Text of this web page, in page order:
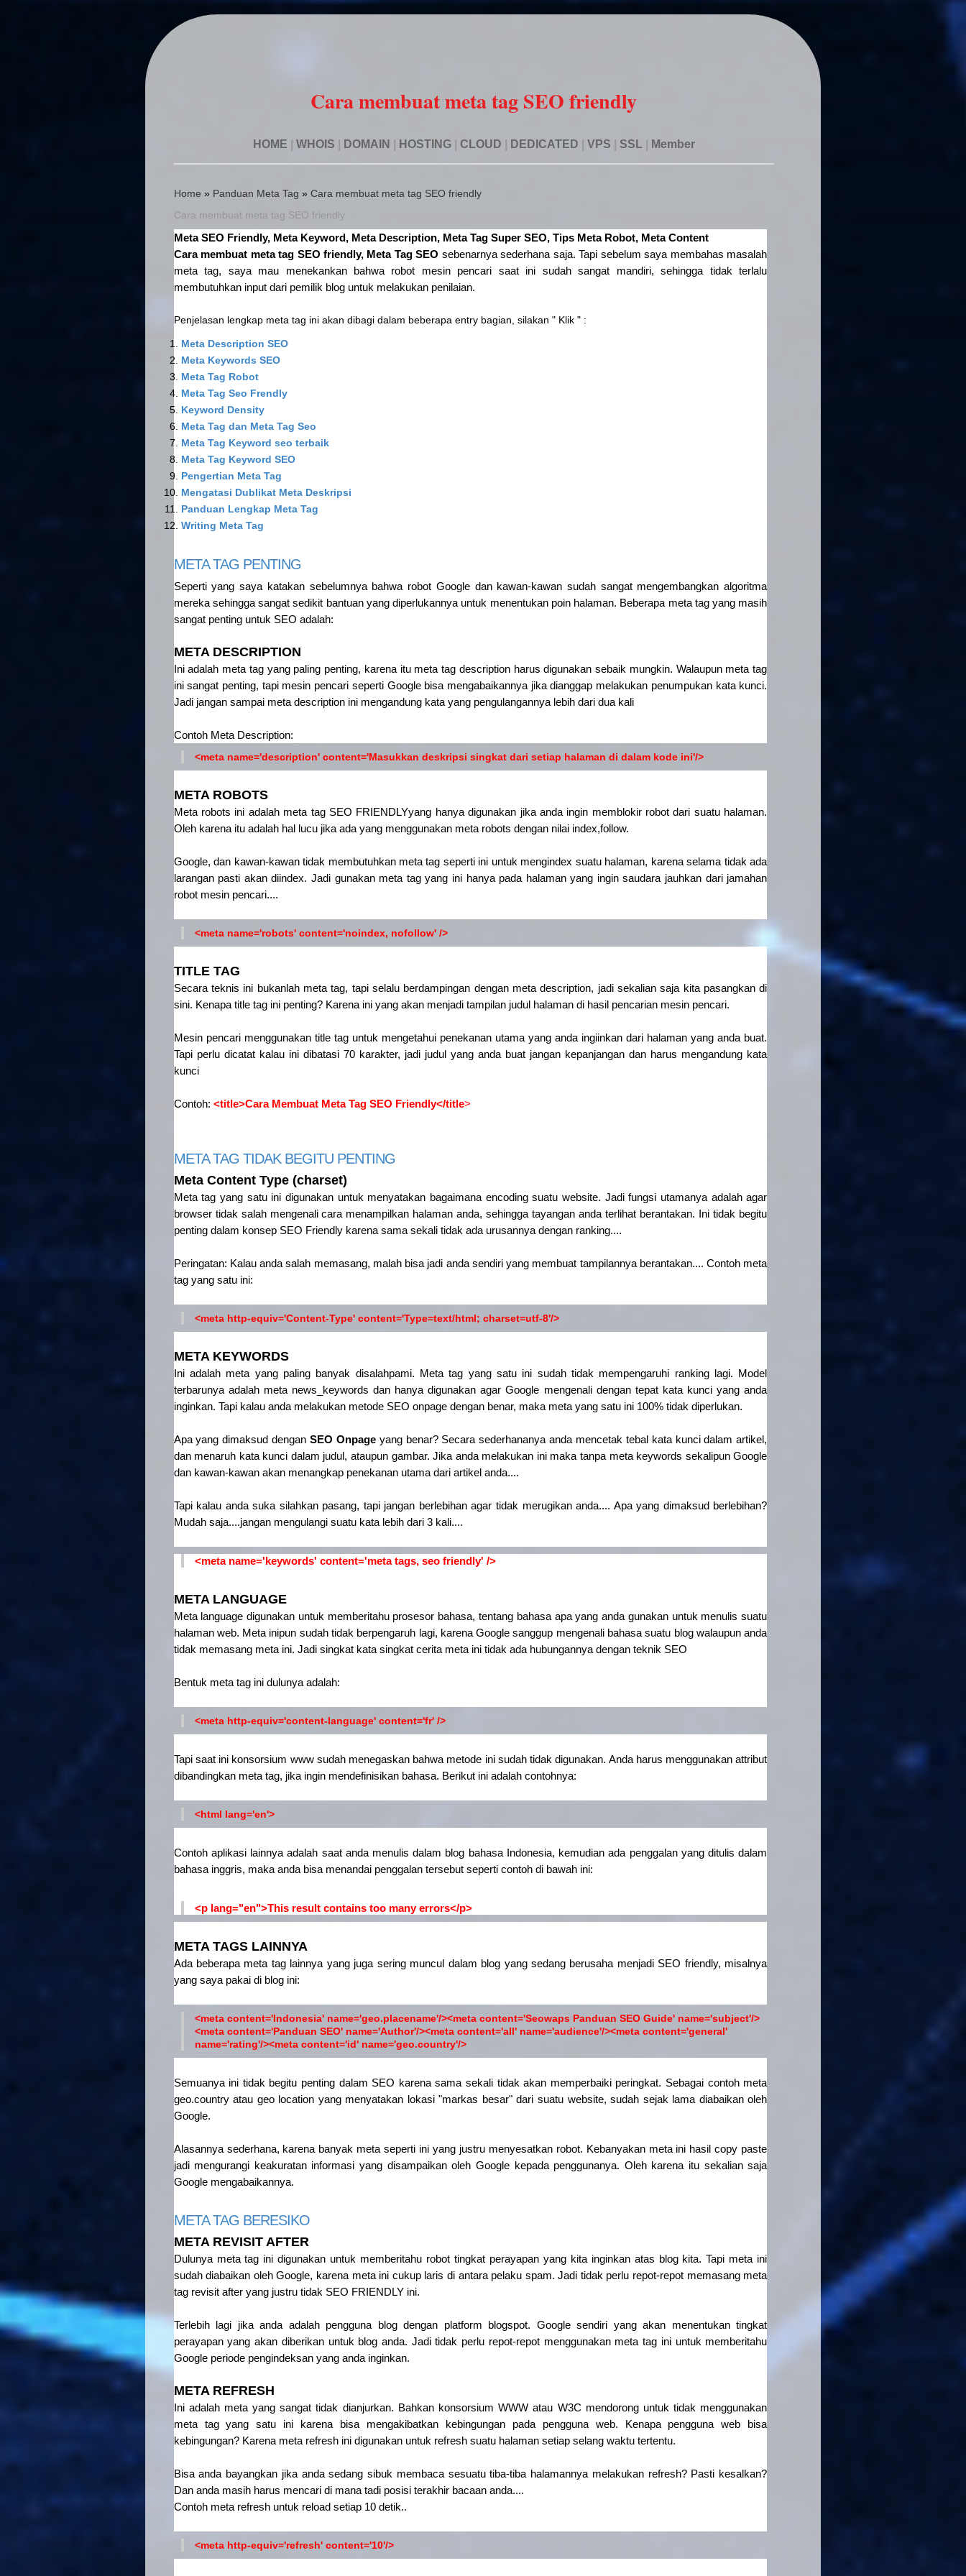
Cara membuat meta tag SEO friendly
HOME WHOIS DOMAIN HOSTING| CLOUD DEDICATED VPS SSL Member
Home » Panduan Meta Tag » Cara membuat meta tag SEO friendly
Cara membuat meta tag SEO friendly
Meta SEO Friendly, Meta Keyword, Meta Description, Meta Tag Super SEO, Tips Meta Robot, Meta Content
Cara membuat meta tag SEO friendly, Meta Tag SEO sebenarnya sederhana saja. Tapi sebelum saya membahas masalah
meta tag, saya mau menekankan bahwa robot mesin pencari saat ini sudah sangat mandiri, sehingga tidak terlalu
membutuhkan input dari pemilik blog untuk melakukan penilaian.
Penjelasan lengkap meta tag ini akan dibagi dalam beberapa entry bagian, silakan " Klik " :
Meta Description SEO
Meta Keywords SEO
Meta Tag Robot
Meta Tag Seo Frendly
Keyword Density
Meta Tag dan Meta Tag Seo
Meta Tag Keyword seo terbaik
Meta Tag Keyword SEO
Pengertian Meta Tag
Mengatasi Dublikat Meta Deskripsi
Panduan Lengkap Meta Tag
Writing Meta Tag
META TAG PENTING
Seperti yang saya katakan sebelumnya bahwa robot Google dan kawan-kawan sudah sangat mengembangkan algoritma
mereka sehingga sangat sedikit bantuan yang diperlukannya untuk menentukan poin halaman. Beberapa meta tag yang masih
sangat penting untuk SEO adalah:
META DESCRIPTION
Ini adalah meta tag yang paling penting, karena itu meta tag description harus digunakan sebaik mungkin. Walaupun meta tag
ini sangat penting, tapi mesin pencari seperti Google bisa mengabaikannya jika dianggap melakukan penumpukan kata kunci.
Jadi jangan sampai meta description ini mengandung kata yang pengulangannya lebih dari dua kali
Contoh Meta Description:
<meta name='description' content='Masukkan deskripsi singkat dari setiap halaman di dalam kode ini'/>
META ROBOTS
Meta robots ini adalah meta tag SEO FRIENDLYyang hanya digunakan jika anda ingin memblokir robot dari suatu halaman.
Oleh karena itu adalah hal lucu jika ada yang menggunakan meta robots dengan nilai index,follow.
Google, dan kawan-kawan tidak membutuhkan meta tag seperti ini untuk mengindex suatu halaman, karena selama tidak ada
larangan pasti akan diindex. Jadi gunakan meta tag yang ini hanya pada halaman yang ingin saudara jauhkan dari jamahan
robot mesin pencari....
<meta name='robots' content='noindex, nofollow' />
TITLE TAG
Secara teknis ini bukanlah meta tag, tapi selalu berdampingan dengan meta description, jadi sekalian saja kita pasangkan di
sini. Kenapa title tag ini penting? Karena ini yang akan menjadi tampilan judul halaman di hasil pencarian mesin pencari.
Mesin pencari menggunakan title tag untuk mengetahui penekanan utama yang anda ingiinkan dari halaman yang anda buat.
Tapi perlu dicatat kalau ini dibatasi 70 karakter, jadi judul yang anda buat jangan kepanjangan dan harus mengandung kata
kunci
Contoh: <title>Cara Membuat Meta Tag SEO Friendly</title>
META TAG TIDAK BEGITU PENTING
Meta Content Type (charset)
Meta tag yang satu ini digunakan untuk menyatakan bagaimana encoding suatu website. Jadi fungsi utamanya adalah agar
browser tidak salah mengenali cara menampilkan halaman anda, sehingga tayangan anda terlihat berantakan. Ini tidak begitu
penting dalam konsep SEO Friendly karena sama sekali tidak ada urusannya dengan ranking....
Peringatan: Kalau anda salah memasang, malah bisa jadi anda sendiri yang membuat tampilannya berantakan.... Contoh meta
tag yang satu ini:
<meta http-equiv='Content-Type' content='Type=text/html; charset=utf-8'/>
META KEYWORDS
Ini adalah meta yang paling banyak disalahpami. Meta tag yang satu ini sudah tidak mempengaruhi ranking lagi. Model
terbarunya adalah meta news_keywords dan hanya digunakan agar Google mengenali dengan tepat kata kunci yang anda
inginkan. Tapi kalau anda melakukan metode SEO onpage dengan benar, maka meta yang satu ini 100% tidak diperlukan.
Apa yang dimaksud denganSEO Onpageyang benar? Secara sederhananya anda mencetak tebal kata kunci dalam artikel,
dan menaruh kata kunci dalam judul, ataupun gambar. Jika anda melakukan ini maka tanpa meta keywords sekalipun Google
dan kawan-kawan akan menangkap penekanan utama dari artikel anda....
Tapi kalau anda suka silahkan pasang, tapi jangan berlebihan agar tidak merugikan anda.... Apa yang dimaksud berlebihan?
Mudah saja....jangan mengulangi suatu kata lebih dari 3 kali....
<meta name='keywords' content='meta tags, seo friendly' />
META LANGUAGE
Meta language digunakan untuk memberitahu prosesor bahasa, tentang bahasa apa yang anda gunakan untuk menulis suatu
halaman web. Meta inipun sudah tidak berpengaruh lagi, karena Google sanggup mengenali bahasa suatu blog walaupun anda
tidak memasang meta ini. Jadi singkat kata singkat cerita meta ini tidak ada hubungannya dengan teknik SEO
Bentuk meta tag ini dulunya adalah:
<meta http-equiv='content-language' content='fr' />
Tapi saat ini konsorsium www sudah menegaskan bahwa metode ini sudah tidak digunakan. Anda harus menggunakan attribut
dibandingkan meta tag, jika ingin mendefinisikan bahasa. Berikut ini adalah contohnya:
<html lang='en'>
Contoh aplikasi lainnya adalah saat anda menulis dalam blog bahasa Indonesia, kemudian ada penggalan yang ditulis dalam
bahasa inggris, maka anda bisa menandai penggalan tersebut seperti contoh di bawah ini:
<p lang="en">This result contains too many errors</p>
META TAGS LAINNYA
Ada beberapa meta tag lainnya yang juga sering muncul dalam blog yang sedang berusaha menjadi SEO friendly, misalnya
yang saya pakai di blog ini:
<meta content='Indonesia' name='geo.placename'/><meta content='Seowaps Panduan SEO Guide' name='subject'/>
<meta content='Panduan SEO' name='Author'/><meta content='all' name='audience'/><meta content='general'
name='rating'/><meta content='id' name='geo.country'/>
Semuanya ini tidak begitu penting dalam SEO karena sama sekali tidak akan memperbaiki peringkat. Sebagai contoh meta
geo.country atau geo location yang menyatakan lokasi "markas besar" dari suatu website, sudah sejak lama diabaikan oleh
Google.
Alasannya sederhana, karena banyak meta seperti ini yang justru menyesatkan robot. Kebanyakan meta ini hasil copy paste
jadi mengurangi keakuratan informasi yang disampaikan oleh Google kepada penggunanya. Oleh karena itu sekalian saja
Google mengabaikannya.
META TAG BERESIKO
META REVISIT AFTER
Dulunya meta tag ini digunakan untuk memberitahu robot tingkat perayapan yang kita inginkan atas blog kita. Tapi meta ini
sudah diabaikan oleh Google, karena meta ini cukup laris di antara pelaku spam. Jadi tidak perlu repot-repot memasang meta
tag revisit after yang justru tidak SEO FRIENDLY ini.
Terlebih lagi jika anda adalah pengguna blog dengan platform blogspot. Google sendiri yang akan menentukan tingkat
perayapan yang akan diberikan untuk blog anda. Jadi tidak perlu repot-repot menggunakan meta tag ini untuk memberitahu
Google periode pengindeksan yang anda inginkan.
META REFRESH
Ini adalah meta yang sangat tidak dianjurkan. Bahkan konsorsium WWW atau W3C mendorong untuk tidak menggunakan
meta tag yang satu ini karena bisa mengakibatkan kebingungan pada pengguna web. Kenapa pengguna web bisa
kebingungan? Karena meta refresh ini digunakan untuk refresh suatu halaman setiap selang waktu tertentu.
Bisa anda bayangkan jika anda sedang sibuk membaca sesuatu tiba-tiba halamannya melakukan refresh? Pasti kesalkan?
Dan anda masih harus mencari di mana tadi posisi terakhir bacaan anda....
Contoh meta refresh untuk reload setiap 10 detik..
<meta http-equiv='refresh' content='10'/>